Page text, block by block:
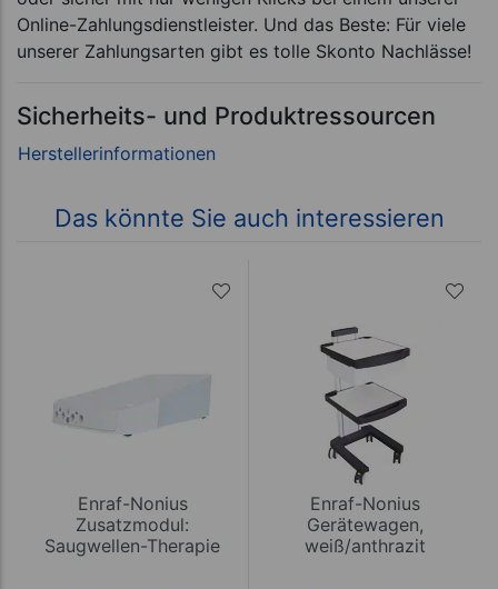
Online-Zahlungsdienstleister. Und das Beste: Für viele
unserer Zahlungsarten gibt es tolle Skonto Nachlässe!
Sicherheits- und Produktressourcen
Das könnte Sie auch interessieren
Enraf-Nonius
Zusatzmodul:
Saugwellen-Therapie
Enraf-Nonius
Gerätewagen,
weiß/anthrazit